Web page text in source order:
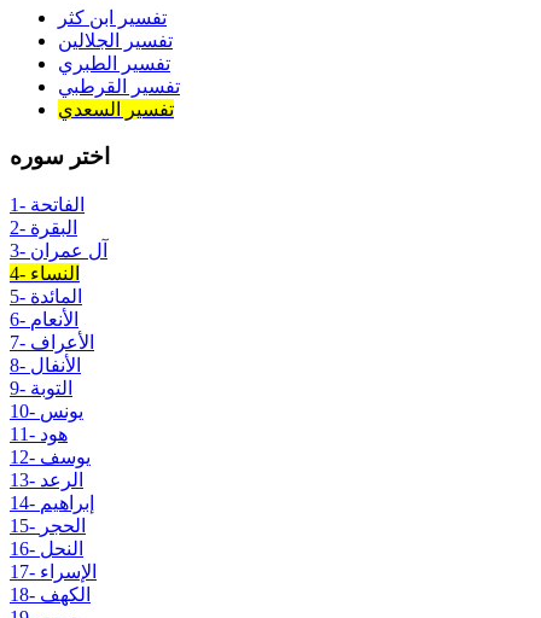
تفسير ابن كثر
تفسير الجلالين
تفسير الطبري
تفسير القرطبي
تفسير السعدي
اختر سوره
1- الفاتحة
2- البقرة
3- آل عمران
4- النساء
5- المائدة
6- الأنعام
7- الأعراف
8- الأنفال
9- التوبة
10- يونس
11- هود
12- يوسف
13- الرعد
14- إبراهيم
15- الحجر
16- النحل
17- الإسراء
18- الكهف